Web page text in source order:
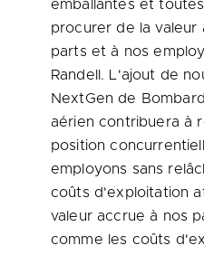
emballantes et
procurer de la valeur
parts et à nos
Randell. L'ajout de
NextGen de
aérien contribuera à
position
employons sans
coûts d'exploitation
valeur accrue à nos
comme les coûts